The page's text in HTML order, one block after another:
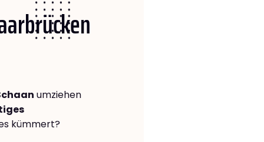
umziehen
kümmert?